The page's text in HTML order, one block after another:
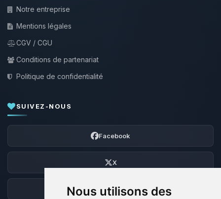
Nous utilisons des
Notre entreprise
Mentions légales
CGV / CGU
Conditions de partenariat
Politique de confidentialité
SUIVEZ-NOUS
Facebook
X
Discord